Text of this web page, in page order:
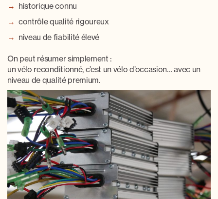
historique connu
contrôle qualité rigoureux
niveau de fiabilité élevé
On peut résumer simplement :
un vélo reconditionné, c’est un vélo d’occasion… avec un
niveau de qualité premium.